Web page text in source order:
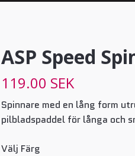
ASP Speed
119.00 SEK
Spinnare med en lång form
pilbladspaddel för långa och
Välj Färg